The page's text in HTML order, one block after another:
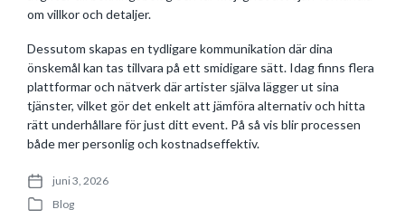
om villkor och detaljer.
Dessutom skapas en tydligare kommunikation där dina
önskemål kan tas tillvara på ett smidigare sätt. Idag finns flera
plattformar och nätverk där artister själva lägger ut sina
tjänster, vilket gör det enkelt att jämföra alternativ och hitta
rätt underhållare för just ditt event. På så vis blir processen
både mer personlig och kostnadseffektiv.
P
juni 3, 2026
P
Blog